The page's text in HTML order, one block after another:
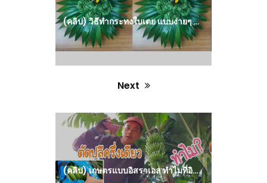
(คลิป) วิธีทำกระทงใบเตย แบบง่ายๆ แบบที่ 6 : วีดีโอ เกษตร
Next
post:
(คลิป) เกษตรแบบอิสราเอล ทำไมที่อิสราเอลถึงตัดปลีกล้วยครึ่งปลี กล้วยหอมคาเวนดิช : วีดีโอ เกษตร